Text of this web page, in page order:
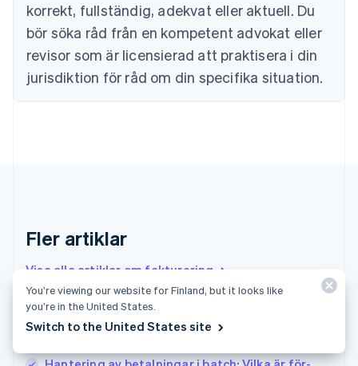
korrekt, fullständig, adekvat eller aktuell. Du
bör söka råd från en kompetent advokat eller
revisor som är licensierad att praktisera i din
jurisdiktion för råd om din specifika situation.
Fler artiklar
Visa alla artiklar om fakturering
Grundläggande information om ACH-returer:
Fastlandskina
简体中文English
Finland
English Svenska
Frankrike
简体中文
Indien
English
Italien
Italiano English
日本語English
You’re viewing our website for Finland, but it looks like
you’re in the United States.
Switch to the United States site